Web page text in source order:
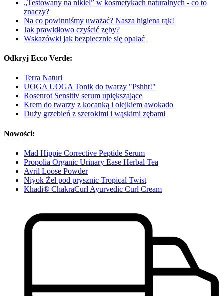
„Testowany na nikiel” w kosmetykach naturalnych - co to
znaczy?
Na co powinniśmy uważać? Nasza higiena rąk!
Jak prawidłowo czyścić zęby?
Wskazówki jak bezpiecznie się opalać
Odkryj Ecco Verde:
Terra Naturi
UOGA UOGA Tonik do twarzy "Pshht!"
Rosenrot Sensitiv serum upiększające
Krem do twarzy z kocanką i olejkiem awokado
Duży grzebień z szerokimi i wąskimi zębami
Nowości:
Mad Hippie Corrective Peptide Serum
Propolia Organic Urinary Ease Herbal Tea
Avril Loose Powder
Niyok Żel pod prysznic Tropical Twist
Khadi® ChakraCurl Ayurvedic Curl Cream